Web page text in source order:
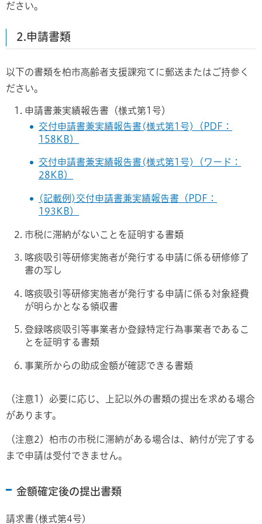
ださい。
2.申請書類
以下の書類を柏市高齢者支援課宛てに郵送またはご持参く
ださい。
申請書兼実績報告書（様式第1号）
交付申請書兼実績報告書(様式第1号)（PDF：
158KB）
交付申請書兼実績報告書(様式第1号)（ワード：
28KB）
(記載例)交付申請書兼実績報告書（PDF：
193KB）
市税に滞納がないことを証明する書類
喀痰吸引等研修実施者が発行する申請に係る研修修了
書の写し
喀痰吸引等研修実施者が発行する申請に係る対象経費
が明らかとなる領収書
登録喀痰吸引等事業者か登録特定行為事業者であるこ
とを証明する書類
事業所からの助成金額が確認できる書類
（注意1）必要に応じ、上記以外の書類の提出を求める場合
があります。
（注意2）柏市の市税に滞納がある場合は、納付が完了する
まで申請は受付できません。
金額確定後の提出書類
請求書(様式第4号)